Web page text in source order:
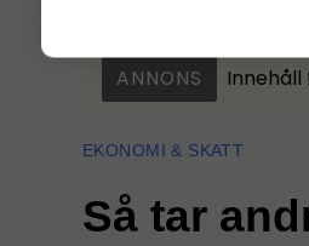
ANNONS Innehåll
EKONOMI & SKATT
Så tar